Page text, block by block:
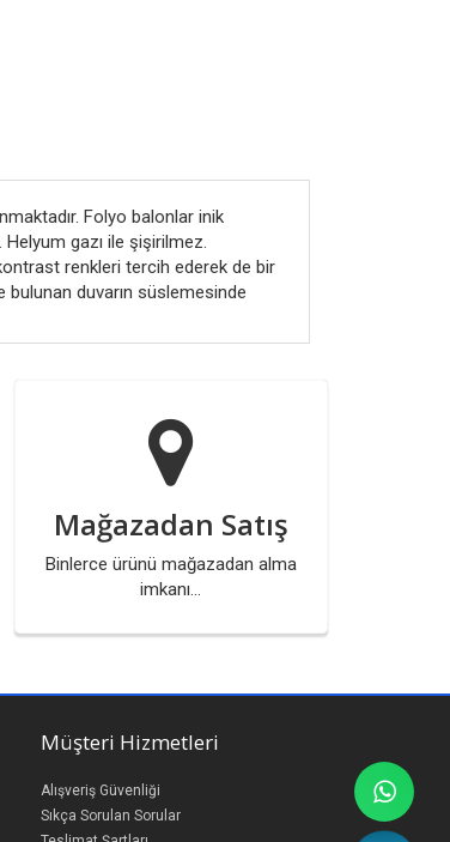
Folyo balonlar inik
gazı ile şişirilmez.
renkleri tercih ederek de bir
bulunan duvarın süslemesinde
Mağazadan Satış
Binlerce ürünü mağazadan alma
imkanı...
Müşteri Hizmetleri
Alışveriş Güvenliği
Sıkça Sorulan Sorular